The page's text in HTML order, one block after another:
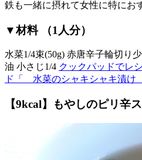
鉄も一緒に摂れて女性に特にお
▼材料 （1人分）
水菜1/4束(50g) 赤唐辛子輪切り
油 小さじ1/4 クックパッドでレ
ド「 水菜のシャキシャキ漬
【9kcal】もやしのピリ辛